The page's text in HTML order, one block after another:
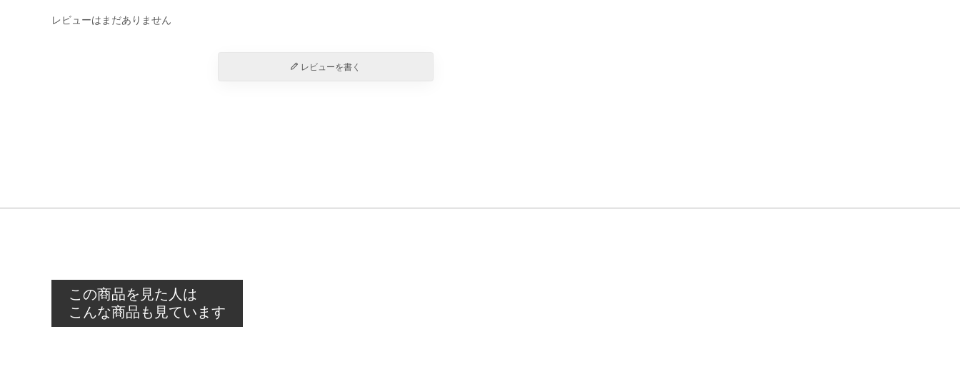
レビューはまだありません
レビューを書く
この商品を見た人は
こんな商品も見ています